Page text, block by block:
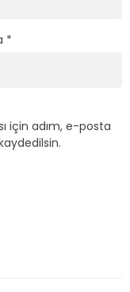
*
için adım, e-posta